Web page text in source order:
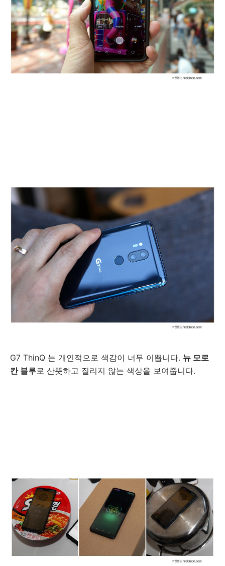
G7 ThinQ 는 개인적으로 색감이 너무 이쁩니다. 뉴 모로
칸 블루로 산뜻하고 질리지 않는 색상을 보여줍니다.